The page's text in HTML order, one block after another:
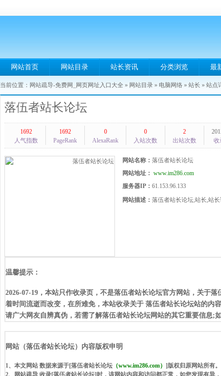
网站首页 网站目录 站长资讯 分类浏览 最
当前位置： 网站疏导-免费网_网页网址入口大全 » 网站目录 » 电脑网络 » 站长 » 站点
落伍者站长论坛
1692
人气指数
1692
PageRank
0
AlexaRank
0
入站次数
2
出站次数
收
网站名称： 落伍者站长论坛
网站地址： www.im286.com
服务器IP： 61.153.96.133
网站描述： 落伍者站长论坛,站长,站
温馨提示：
2026-07-19，本站只作收录页，不是落伍者站长论坛官方网站，关于
着时间流逝而改变，在所难免，本站收录关于 落伍者站长论坛站的内
请广大网友自辨真伪，若需了解落伍者站长论坛网站的其它重要信息
网站（落伍者站长论坛）内容版权申明
1、本文网站 数据来源于[落伍者站长论坛 （www.im286.com） ]版权归原网站所有。
2、网站疏导 收录[落伍者站长论坛]时，该网站内容和访问都正常，如您发现有异